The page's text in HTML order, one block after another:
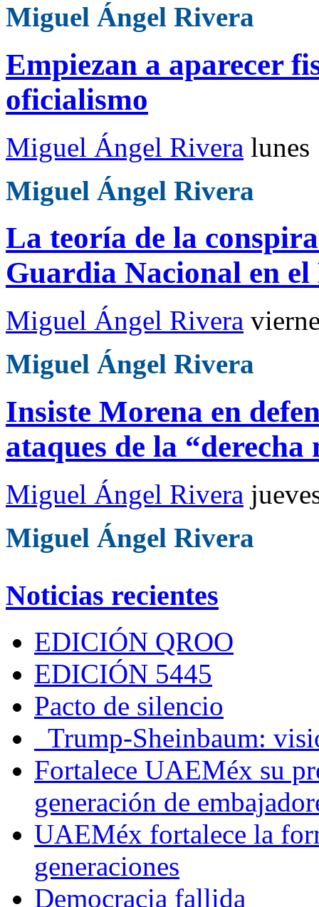
Miguel Ángel Rivera
Empiezan a aparecer
oficialismo
Miguel Ángel Rivera lunes
Miguel Ángel Rivera
La teoría de la
Guardia Nacional en
Miguel Ángel Rivera
Miguel Ángel Rivera
Insiste Morena en
ataques de la “derecha
Miguel Ángel Rivera
Miguel Ángel Rivera
Noticias recientes
EDICIÓN QROO
EDICIÓN 5445
Pacto de silencio
Trump-Sheinbaum:
Fortalece UAEMéx su
generación de
UAEMéx fortalece la
generaciones
Democracia fallida